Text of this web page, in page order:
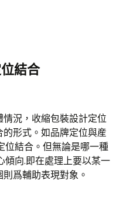
結合
況，收縮包裝設計定位
形式。如品牌定位與産
位結合。但無論是哪一種
傾向.即在處理上要以某一
爲輔助表現對象。